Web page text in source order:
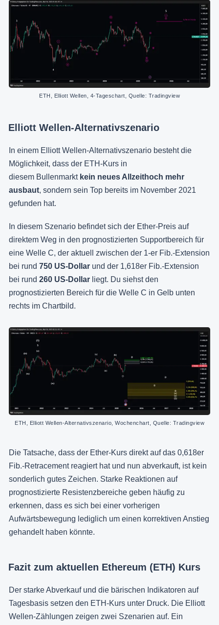
ETH, Elliott Wellen, 4-Tageschart, Quelle: Tradingview
Elliott Wellen-Alternativszenario
In einem Elliott Wellen-Alternativszenario besteht die
Möglichkeit, dass der ETH-Kurs in
diesem Bullenmarkt kein neues Allzeithoch mehr
ausbaut, sondern sein Top bereits im November 2021
gefunden hat.
In diesem Szenario befindet sich der Ether-Preis auf
direktem Weg in den prognostizierten Supportbereich für
eine Welle C, der aktuell zwischen der 1-er Fib.-Extension
bei rund 750 US-Dollar und der 1,618er Fib.-Extension
bei rund 260 US-Dollar liegt. Du siehst den
prognostizierten Bereich für die Welle C in Gelb unten
rechts im Chartbild.
ETH, Elliott Wellen-Alternativszenario, Wochenchart, Quelle: Tradingview
Die Tatsache, dass der Ether-Kurs direkt auf das 0,618er
Fib.-Retracement reagiert hat und nun abverkauft, ist kein
sonderlich gutes Zeichen. Starke Reaktionen auf
prognostizierte Resistenzbereiche geben häufig zu
erkennen, dass es sich bei einer vorherigen
Aufwärtsbewegung lediglich um einen korrektiven Anstieg
gehandelt haben könnte.
Fazit zum aktuellen Ethereum (ETH) Kurs
Der starke Abverkauf und die bärischen Indikatoren auf
Tagesbasis setzen den ETH-Kurs unter Druck. Die Elliott
Wellen-Zählungen zeigen zwei Szenarien auf. Ein